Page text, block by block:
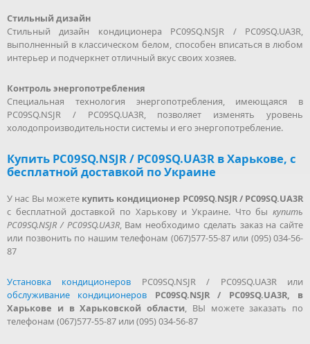
Стильный дизайн
Стильный дизайн кондиционера PC09SQ.NSJR / PC09SQ.UA3R,
выполненный в классическом белом, способен вписаться в любом
интерьер и подчеркнет отличный вкус своих хозяев.
Контроль энергопотребления
Специальная технология энергопотребления, имеющаяся в
PC09SQ.NSJR / PC09SQ.UA3R, позволяет изменять уровень
холодопроизводительности системы и его энергопотребление.
Купить PC09SQ.NSJR / PC09SQ.UA3R в Харькове, с
бесплатной доставкой по Украине
У нас Вы можете купить кондиционер PC09SQ.NSJR / PC09SQ.UA3R
с бесплатной доставкой по Харькову и Украине. Что бы купить
PC09SQ.NSJR / PC09SQ.UA3R, Вам необходимо сделать заказ на сайте
или позвонить по нашим телефонам (067)577-55-87 или (095) 034-56-
87
Установка кондиционеров PC09SQ.NSJR / PC09SQ.UA3R или
обслуживание кондиционеров
PC09SQ.NSJR / PC09SQ.UA3R, в
Харькове и в Харьковской области, ВЫ можете заказать по
телефонам (067)577-55-87 или (095) 034-56-87